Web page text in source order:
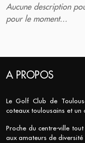
Aucune description
pour le moment...
A PROPOS
Le Golf Club de
coteaux toulousains et un
Proche du centre-ville
aux amateurs de